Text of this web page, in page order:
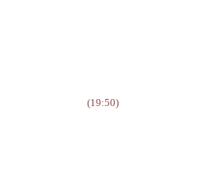
(19:50)